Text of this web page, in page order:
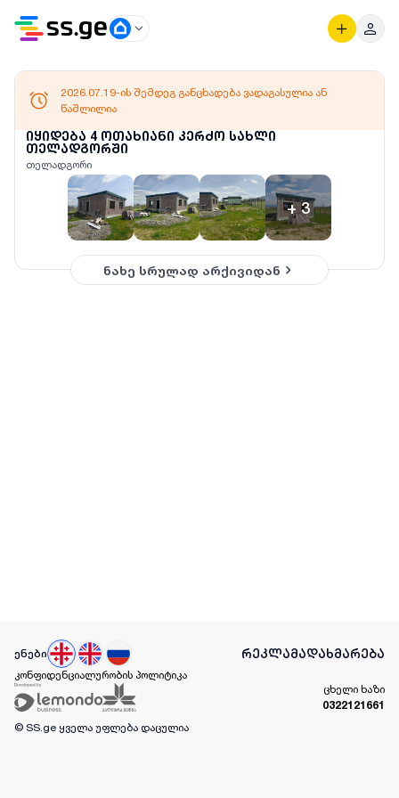
იყიდება 4 ოთახიანი კერძო სახლი
თელადგორში
თელადგორი
+3
2026.07.19-ის შემდეგ განცხადება ვადაგასულია ან
წაშლილია
ნახე სრულად არქივიდან
ენები რეკლამადახმარება
კონფიდენციალურობის პოლიტიკა
ცხელი ხაზი
0322121661
© SS.ge ყველა უფლება დაცულია